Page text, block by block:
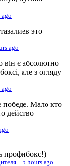
ago
это
ago
є абсолютно
але з огляду
ago
победе. Мало кто
действо
профибокс!)
· 5 hours ago